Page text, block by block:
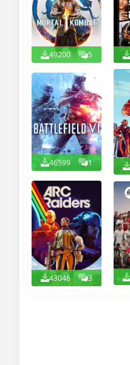
49200 5
46599 1
43046 3